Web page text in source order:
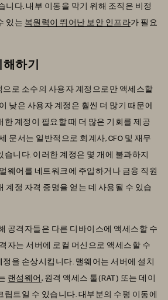
니다. 내부 이동을 막기 위해 조직은 비정
있는 복원력이 뛰어난 보안 인프라가 필요
하기
로 소수의 사용자 계정으로만 액세스할
낮은 사용자 계정은 훨씬 더 많기 때문에
한 계정이 필요할 때 더 많은 기회를 제공
문서는 일반적으로 회계사, CFO 및 재무
습니다. 이러한 계정은 몇 개에 불과하지
웨어를 네트워크에 주입하거나 금융 직원
계정 자격 증명을 얻는 데 사용될 수 있습
공격자들은 다른 디바이스에 액세스할 수
자는 서버에 로컬 머신으로 액세스할 수
을 손상시킵니다. 맬웨어는 서버에 설치
랜섬웨어, 원격 액세스 툴(RAT) 또는 데이
립트일 수 있습니다. 대부분의 수평 이동에